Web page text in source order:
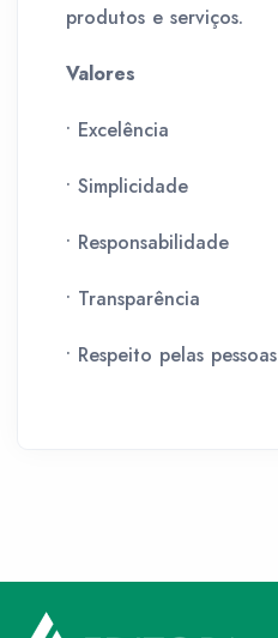
produtos e serviços.
Valores
• Excelência
• Simplicidade
• Responsabilidade
• Transparência
• Respeito pelas pessoas